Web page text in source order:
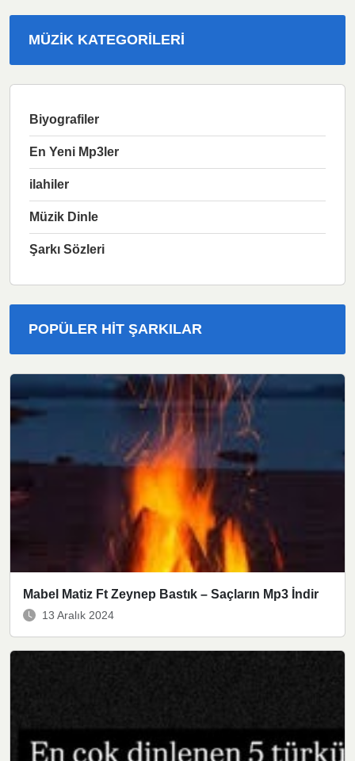
MÜZIK KATEGORILERI
Biyografiler
En Yeni Mp3ler
ilahiler
Müzik Dinle
Şarkı Sözleri
POPÜLER HIT ŞARKILAR
Mabel Matiz Ft Zeynep Bastık – Saçların Mp3 İndir
13 Aralık 2024